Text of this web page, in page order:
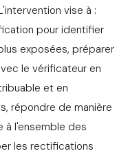
vise à :
pour identifier
exposées, préparer
le vérificateur en
et en
répondre de manière
à l'ensemble des
les rectifications